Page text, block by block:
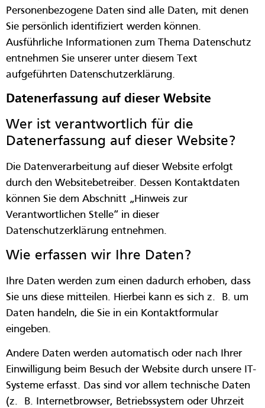
Personenbezogene Daten sind alle Daten, mit denen
Sie persönlich identifiziert werden können.
Ausführliche Informationen zum Thema Datenschutz
entnehmen Sie unserer unter diesem Text
aufgeführten Datenschutzerklärung.
Datenerfassung auf dieser Website
Wer ist verantwortlich für die
Datenerfassung auf dieser Website?
Die Datenverarbeitung auf dieser Website erfolgt
durch den Websitebetreiber. Dessen Kontaktdaten
können Sie dem Abschnitt „Hinweis zur
Verantwortlichen Stelle“ in dieser
Datenschutzerklärung entnehmen.
Wie erfassen wir Ihre Daten?
Ihre Daten werden zum einen dadurch erhoben, dass
Sie uns diese mitteilen. Hierbei kann es sich z. B. um
Daten handeln, die Sie in ein Kontaktformular
eingeben.
Andere Daten werden automatisch oder nach Ihrer
Einwilligung beim Besuch der Website durch unsere IT-
Systeme erfasst. Das sind vor allem technische Daten
(z. B. Internetbrowser, Betriebssystem oder Uhrzeit